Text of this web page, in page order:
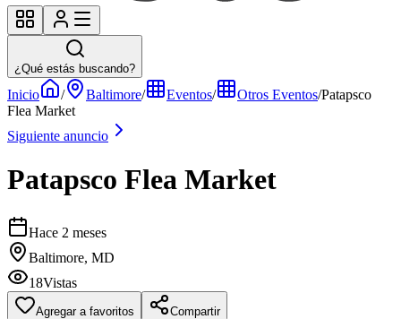
¿Qué estás buscando?
Inicio / Baltimore/ Eventos/ Otros Eventos/Patapsco
Flea Market
Siguiente anuncio
Patapsco Flea Market
Hace 2 meses
Baltimore, MD
18Vistas
Agregar a favoritos Compartir